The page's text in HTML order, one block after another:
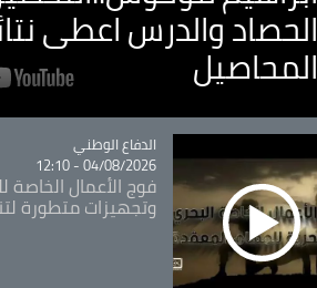
الحصاد والدرس اعطى
المحاصيل
Catégorie
الدفاع الوطني
04/08/2026 - 12:10
فوج الأعمال الخاصة
وتجهيزات متطورة